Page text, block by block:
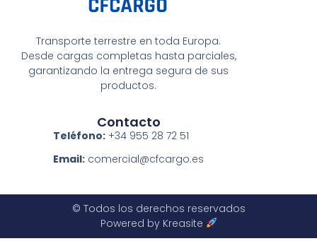
Transporte terrestre en toda Europa.
Desde cargas completas hasta parciales,
garantizando la entrega segura de sus
productos.
Contacto
Teléfono: +34 955 28 72 51
Email: comercial@cfcargo.es
© Todos los derechos reservados
Powered by Kreasite